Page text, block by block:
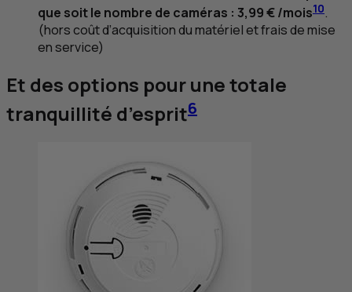
que soit le nombre de caméras : 3,99 € /mois10.
(hors coût d’acquisition du matériel et frais de mise
en service)
Et des options pour une totale
tranquillité d’esprit6